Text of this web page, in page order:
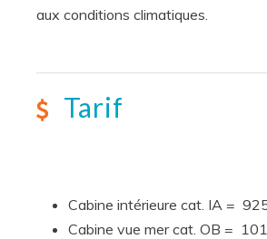
aux conditions climatiques.
Tarif
Cabine intérieure cat. IA =
Cabine vue mer cat. OB =